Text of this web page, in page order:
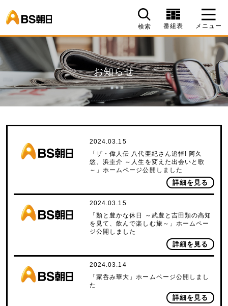
検索 番組表 メニュー
お知らせ
2024.03.15
「ザ・偉人伝 八代亜紀さん追悼! 阿久
悠、浜圭介 ～人生を変えた出会いと歌
～」ホームページ公開しました
詳細を見る
2024.03.15
「類と豊かな休日 ～武豊と吉田類の高知
を見て、飲んで楽しむ旅～」ホームペー
ジ公開しました
詳細を見る
2024.03.14
「家呑み華大」ホームページ公開しまし
た
詳細を見る